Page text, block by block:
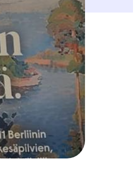
vastustavan
mielestä kaava
alueen vaarojen
.
tiestö ja muu
sijanneiden